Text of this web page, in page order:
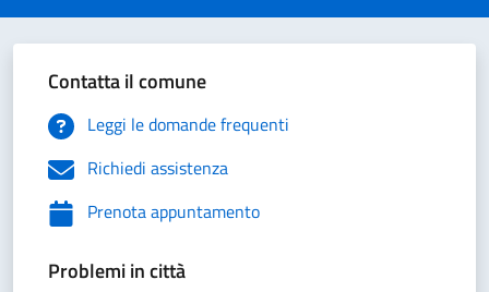
Contatta il comune
Leggi le domande frequenti
Richiedi assistenza
Prenota appuntamento
Problemi in città